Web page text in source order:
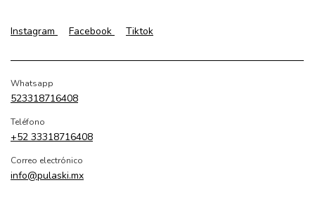
Instagram Facebook Tiktok
Whatsapp
523318716408
Teléfono
+52 33318716408
Correo electrónico
info@pulaski.mx